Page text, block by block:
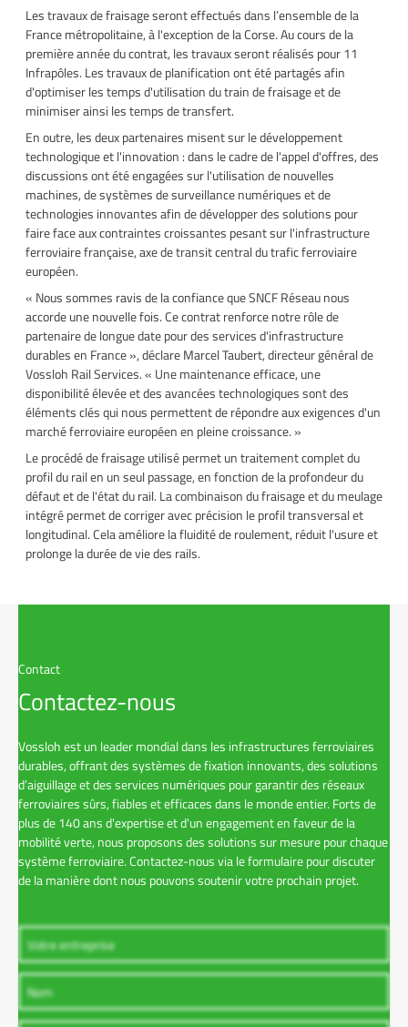
Les travaux de fraisage seront effectués dans l’ensemble de la
France métropolitaine, à l'exception de la Corse. Au cours de la
première année du contrat, les travaux seront réalisés pour 11
Infrapôles. Les travaux de planification ont été partagés afin
d'optimiser les temps d'utilisation du train de fraisage et de
minimiser ainsi les temps de transfert.
En outre, les deux partenaires misent sur le développement
technologique et l'innovation : dans le cadre de l'appel d'offres, des
discussions ont été engagées sur l'utilisation de nouvelles
machines, de systèmes de surveillance numériques et de
technologies innovantes afin de développer des solutions pour
faire face aux contraintes croissantes pesant sur l'infrastructure
ferroviaire française, axe de transit central du trafic ferroviaire
européen.
« Nous sommes ravis de la confiance que SNCF Réseau nous
accorde une nouvelle fois. Ce contrat renforce notre rôle de
partenaire de longue date pour des services d'infrastructure
durables en France », déclare Marcel Taubert, directeur général de
Vossloh Rail Services. « Une maintenance efficace, une
disponibilité élevée et des avancées technologiques sont des
éléments clés qui nous permettent de répondre aux exigences d'un
marché ferroviaire européen en pleine croissance. »
Le procédé de fraisage utilisé permet un traitement complet du
profil du rail en un seul passage, en fonction de la profondeur du
défaut et de l'état du rail. La combinaison du fraisage et du meulage
intégré permet de corriger avec précision le profil transversal et
longitudinal. Cela améliore la fluidité de roulement, réduit l'usure et
prolonge la durée de vie des rails.
Contact
Contactez-nous
Vossloh est un leader mondial dans les infrastructures ferroviaires
durables, offrant des systèmes de fixation innovants, des solutions
d’aiguillage et des services numériques pour garantir des réseaux
ferroviaires sûrs, fiables et efficaces dans le monde entier. Forts de
plus de 140 ans d'expertise et d'un engagement en faveur de la
mobilité verte, nous proposons des solutions sur mesure pour chaque
système ferroviaire. Contactez-nous via le formulaire pour discuter
de la manière dont nous pouvons soutenir votre prochain projet.